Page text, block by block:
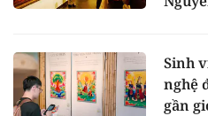
Sinh
nghệ
gần